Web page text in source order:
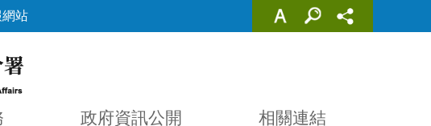
站
政府資訊公開 相關連結